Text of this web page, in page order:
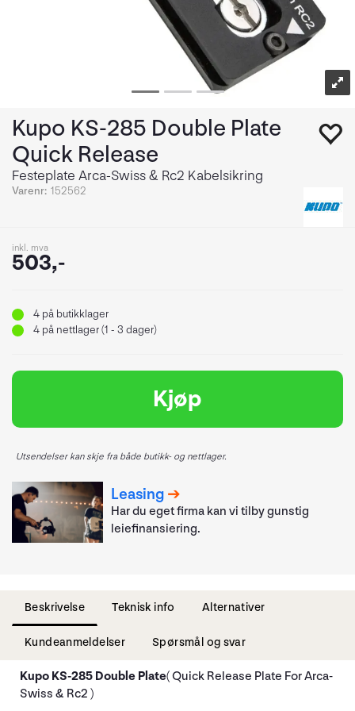
Kupo KS-285 Double Plate
Quick Release
Festeplate Arca-Swiss & Rc2 Kabelsikring
Varenr: 152562
inkl. mva
503,-
4 på butikklager
4 på nettlager (1 - 3 dager)
Kjøp
Utsendelser kan skje fra både butikk- og nettlager.
Leasing
Har du eget firma kan vi tilby gunstig
leiefinansiering.
Beskrivelse Teknisk info Alternativer
Kundeanmeldelser Spørsmål og svar
Kupo KS-285 Double Plate( Quick Release Plate For Arca-
Swiss & Rc2 )